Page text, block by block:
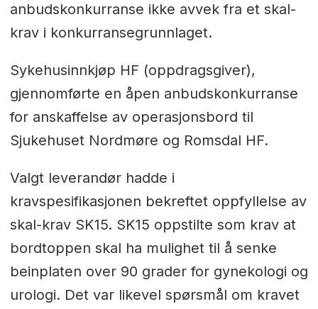
anbudskonkurranse ikke avvek fra et skal-
krav i konkurransegrunnlaget.
Sykehusinnkjøp HF (oppdragsgiver),
gjennomførte en åpen anbudskonkurranse
for anskaffelse av operasjonsbord til
Sjukehuset Nordmøre og Romsdal HF.
Valgt leverandør hadde i
kravspesifikasjonen bekreftet oppfyllelse av
skal-krav SK15. SK15 oppstilte som krav at
bordtoppen skal ha mulighet til å senke
beinplaten over 90 grader for gynekologi og
urologi. Det var likevel spørsmål om kravet